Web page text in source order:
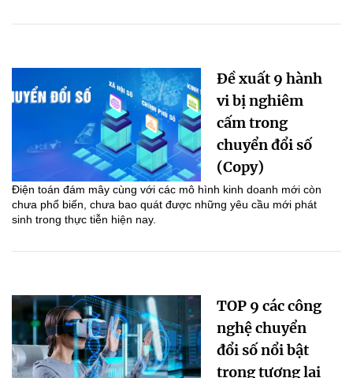
Đề xuất 9 hành
vi bị nghiêm
cấm trong
chuyển đổi số
(Copy)
Điện toán đám mây cùng với các mô hình kinh doanh mới còn
chưa phổ biến, chưa bao quát được những yêu cầu mới phát
sinh trong thực tiễn hiện nay.
TOP 9 các công
nghệ chuyển
đổi số nổi bật
trong tương lai